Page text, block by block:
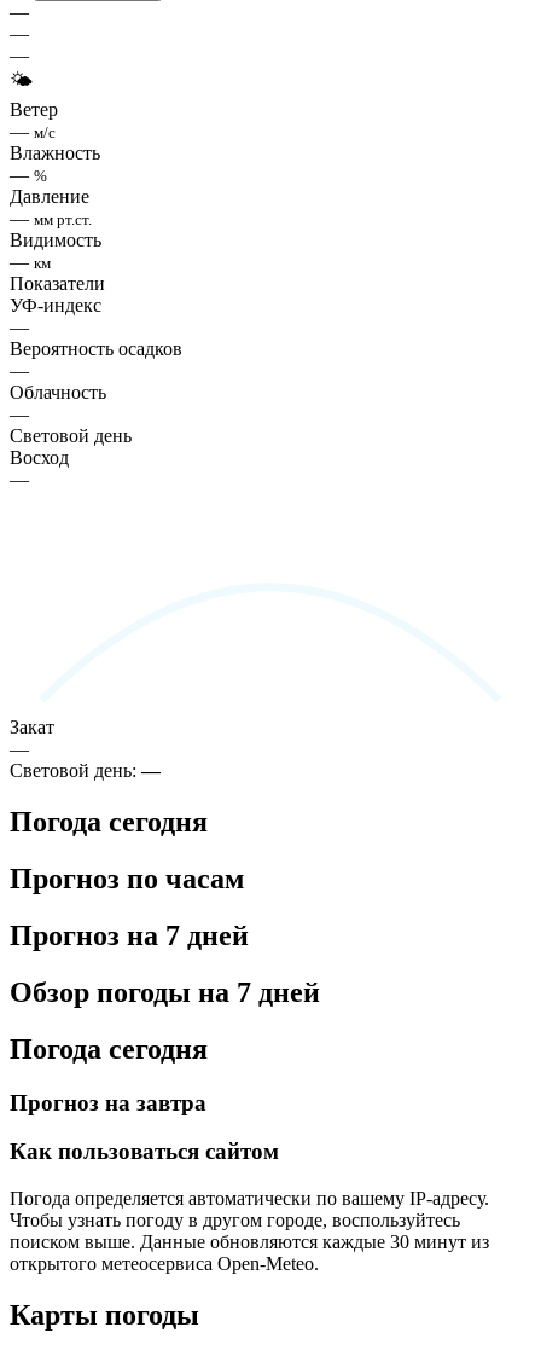
—
—
—
🌤
Ветер
— м/с
Влажность
— %
Давление
— мм рт.ст.
Видимость
— км
Показатели
УФ-индекс
—
Вероятность осадков
—
Облачность
—
Световой день
Восход
—
Закат
—
Световой день:—
Погода сегодня
Прогноз по часам
Прогноз на 7 дней
Обзор погоды на 7 дней
Погода сегодня
Прогноз на завтра
Как пользоваться сайтом
Погода определяется автоматически по вашему IP-адресу.
Чтобы узнать погоду в другом городе, воспользуйтесь
поиском выше. Данные обновляются каждые 30 минут из
открытого метеосервиса Open-Meteo.
Карты погоды